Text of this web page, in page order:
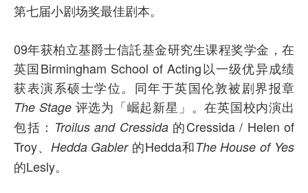
第七届小剧场奖最佳剧本。
09年获柏立基爵士信託基金研究生课程奖学金，在
英国Birmingham School of Acting以一级优异成绩
获表演系硕士学位。同年于英国伦敦被剧界报章
The Stage 评选为「崛起新星」。在英国校内演出
包括： Troilus and Cressida的Cressida / Helen of
Troy、 Hedda Gabler的Hedda和The House of Yes
的Lesly。